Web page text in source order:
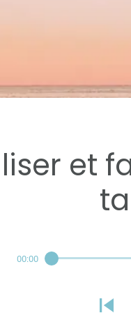
et
00:00